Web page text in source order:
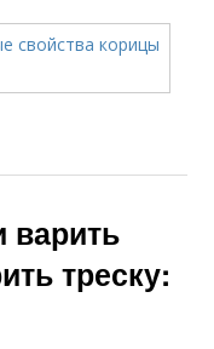
варить
треску: